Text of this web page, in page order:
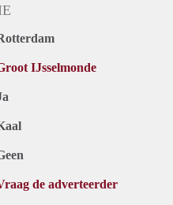
IJsselmonde
de adverteerder